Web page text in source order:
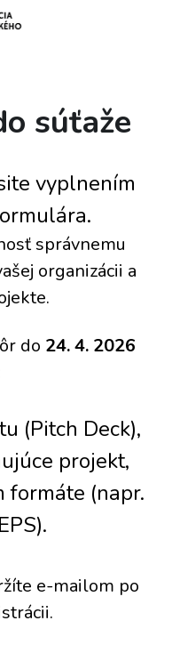
súťaže
správnemu
organizácii a
do
(Pitch Deck),
projekt,
formáte (napr.
e-mailom po